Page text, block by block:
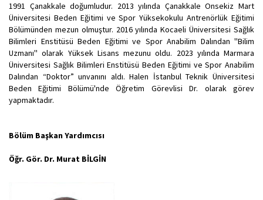
1991 Çanakkale doğumludur. 2013 yılında Çanakkale Onsekiz Mart
Üniversitesi Beden Eğitimi ve Spor Yüksekokulu Antrenörlük Eğitimi
Bölümünden mezun olmuştur. 2016 yılında Kocaeli Üniversitesi Sağlık
Bilimleri Enstitüsü Beden Eğitimi ve Spor Anabilim Dalından ''Bilim
Uzmanı'' olarak Yüksek Lisans mezunu oldu. 2023 yılında Marmara
Üniversitesi Sağlık Bilimleri Enstitüsü Beden Eğitimi ve Spor Anabilim
Dalından “Doktor” unvanını aldı. Halen İstanbul Teknik Üniversitesi
Beden Eğitimi Bölümü'nde Öğretim Görevlisi Dr. olarak görev
yapmaktadır.
Bölüm Başkan Yardımcısı
Öğr. Gör. Dr. Murat BİLGİN